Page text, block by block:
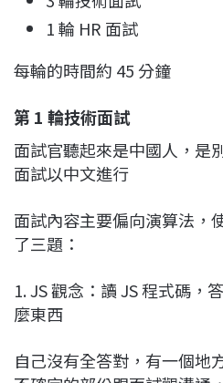
1 輪 HR 面試
每輪的時間約 45 分鐘
第 1 輪技術面試
面試官聽起來是中國人，是
面試以中文進行
面試內容主要偏向演算法，
了三題：
1. JS 觀念：讀 JS 程式碼，
麼東西
自己沒有全答對，有一個地